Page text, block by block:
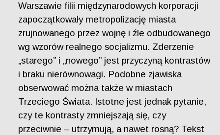
Warszawie filii międzynarodowych korporacji
zapoczątkowały metropolizację miasta
zrujnowanego przez wojnę i źle odbudowanego
wg wzorów realnego socjalizmu. Zderzenie
„starego” i „nowego” jest przyczyną kontrastów
i braku nierównowagi. Podobne zjawiska
obserwować można także w miastach
Trzeciego Świata. Istotne jest jednak pytanie,
czy te kontrasty zmniejszają się, czy
przeciwnie – utrzymują, a nawet rosną? Tekst